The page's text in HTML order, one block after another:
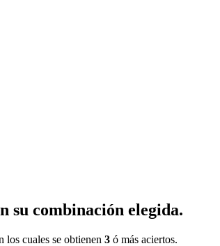
su combinación elegida.
los cuales se obtienen 3 ó más aciertos.